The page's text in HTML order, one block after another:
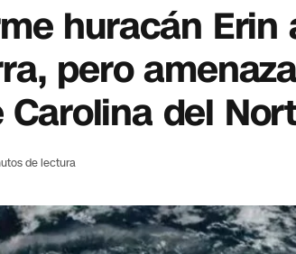
huracán Erin
pero
del
de lectura